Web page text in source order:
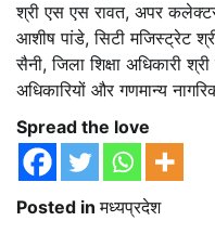
श्री एस एस रावत, अपर
आशीष पांडे, सिटी मजिस्ट्रेट
सैनी, जिला शिक्षा अधिकारी
अधिकारियों और गणमान्य
Spread the love
Posted inमध्यप्रदेश